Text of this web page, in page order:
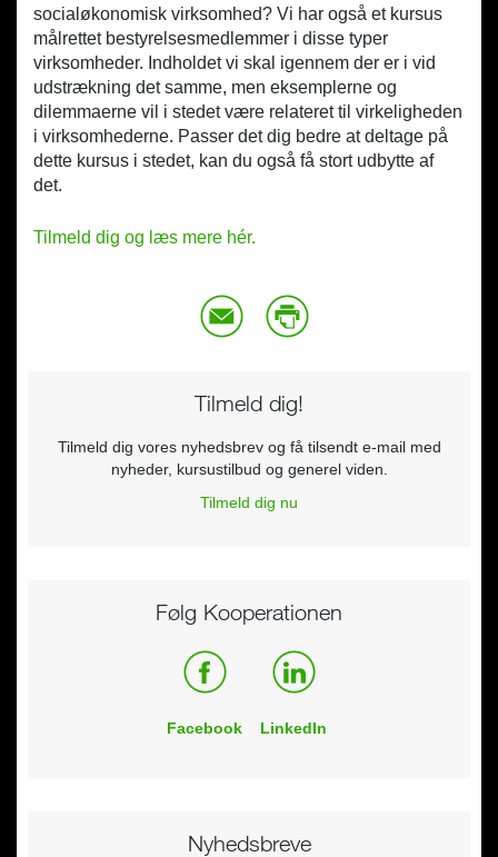
socialøkonomisk virksomhed? Vi har også et kursus
målrettet bestyrelsesmedlemmer i disse typer
virksomheder. Indholdet vi skal igennem der er i vid
udstrækning det samme, men eksemplerne og
dilemmaerne vil i stedet være relateret til virkeligheden
i virksomhederne. Passer det dig bedre at deltage på
dette kursus i stedet, kan du også få stort udbytte af
det.
Tilmeld dig og læs mere hér.
Tilmeld dig!
Tilmeld dig vores nyhedsbrev og få tilsendt e-mail med
nyheder, kursustilbud og generel viden.
Tilmeld dig nu
Følg Kooperationen
Facebook LinkedIn
Nyhedsbreve